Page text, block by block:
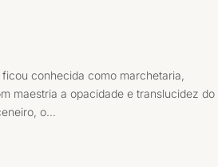
conhecida como marchetaria,
maestria a opacidade e translucidez do
o…